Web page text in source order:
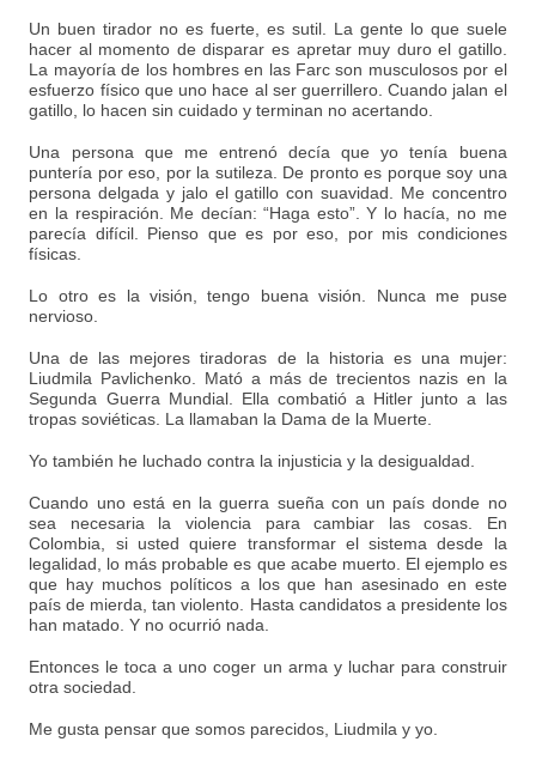
Un buen tirador no es fuerte, es sutil. La gente lo que suele
hacer al momento de disparar es apretar muy duro el gatillo.
La mayoría de los hombres en las Farc son musculosos por el
esfuerzo físico que uno hace al ser guerrillero. Cuando jalan el
gatillo, lo hacen sin cuidado y terminan no acertando.
Una persona que me entrenó decía que yo tenía buena
puntería por eso, por la sutileza. De pronto es porque soy una
persona delgada y jalo el gatillo con suavidad. Me concentro
en la respiración. Me decían: “Haga esto”. Y lo hacía, no me
parecía difícil. Pienso que es por eso, por mis condiciones
físicas.
Lo otro es la visión, tengo buena visión. Nunca me puse
nervioso.
Una de las mejores tiradoras de la historia es una mujer:
Liudmila Pavlichenko. Mató a más de trecientos nazis en la
Segunda Guerra Mundial. Ella combatió a Hitler junto a las
tropas soviéticas. La llamaban la Dama de la Muerte.
Yo también he luchado contra la injusticia y la desigualdad.
Cuando uno está en la guerra sueña con un país donde no
sea necesaria la violencia para cambiar las cosas. En
Colombia, si usted quiere transformar el sistema desde la
legalidad, lo más probable es que acabe muerto. El ejemplo es
que hay muchos políticos a los que han asesinado en este
país de mierda, tan violento. Hasta candidatos a presidente los
han matado. Y no ocurrió nada.
Entonces le toca a uno coger un arma y luchar para construir
otra sociedad.
Me gusta pensar que somos parecidos, Liudmila y yo.